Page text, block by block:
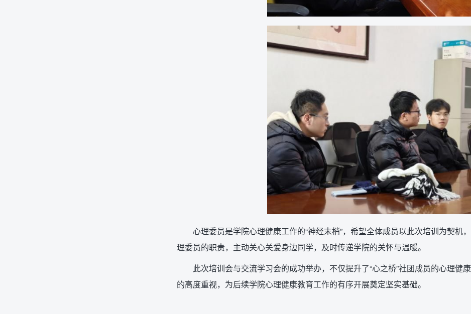
心理委员是学院心理健康工作的“神经末梢”，希望全体成员以此次培训为契机
理委员的职责，主动关心关爱身边同学，及时传递学院的关怀与温暖。
此次培训会与交流学习会的成功举办，不仅提升了“心之桥”社团成员的心理健
的高度重视，为后续学院心理健康教育工作的有序开展奠定坚实基础。